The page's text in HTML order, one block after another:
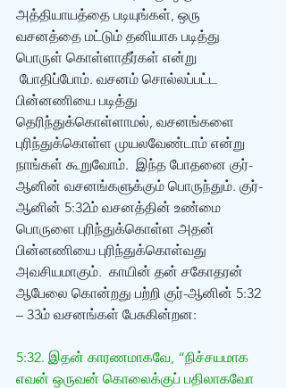
அத்தியாயத்தை படியுங்கள், ஒரு
வசனத்தை மட்டும் தனியாக படித்து
பொருள் கொள்ளாதீர்கள் என்று
போதிப்போம். வசனம் சொல்லப்பட்ட
பின்னணியை படித்து
தெரிந்துக்கொள்ளாமல், வசனங்களை
புரிந்துக்கொள்ள முயலவேண்டாம் என்று
நாங்கள் கூறுவோம்.  இந்த போதனை குர்-
ஆனின் வசனங்களுக்கும் பொருந்தும். குர்-
ஆனின் 5:32ம் வசனத்தின் உண்மை
பொருளை புரிந்துக்கொள்ள அதன்
பின்னணியை புரிந்துக்கொள்வது
அவசியமாகும்.  காயின் தன் சகோதரன்
ஆபேலை கொன்றது பற்றி குர்-ஆனின் 5:32
– 33ம் வசனங்கள் பேசுகின்றன:
5:32. இதன் காரணமாகவே, “நிச்சயமாக
எவன் ஒருவன் கொலைக்குப் பதிலாகவோ